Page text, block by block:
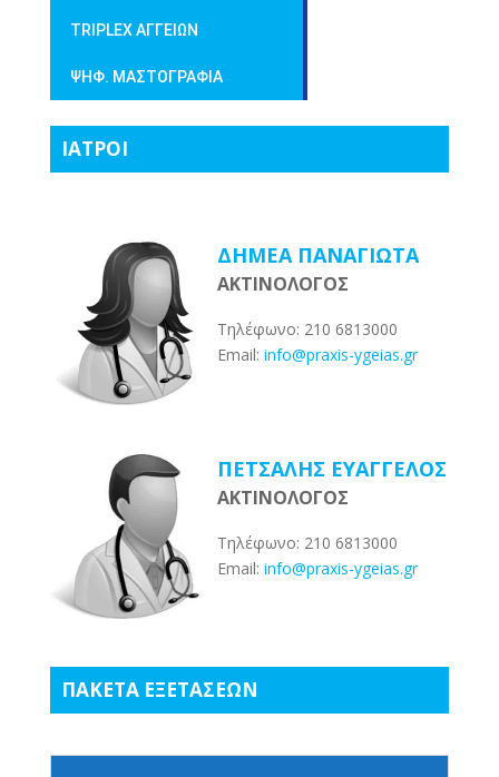
TRIPLEX ΑΓΓΕΙΩΝ
ΨΗΦ. ΜΑΣΤΟΓΡΑΦΙΑ
ΙΑΤΡΟΙ
ΔΗΜΕΑ ΠΑΝΑΓΙΩΤΑ
ΑΚΤΙΝΟΛΟΓΟΣ
Τηλέφωνο: 210 6813000
Email: info@praxis-ygeias.gr
ΠΕΤΣΑΛΗΣ ΕΥΑΓΓΕΛΟΣ
ΑΚΤΙΝΟΛΟΓΟΣ
Τηλέφωνο: 210 6813000
Email: info@praxis-ygeias.gr
ΠΑΚΕΤΑ ΕΞΕΤΑΣΕΩΝ